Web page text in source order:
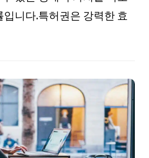
니다.특허권은 강력한 효